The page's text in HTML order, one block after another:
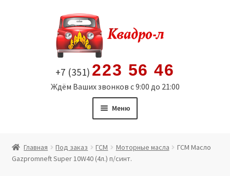
содержимому
+7 (351) 223 56 46
Ждём Ваших звонков с 9:00 до 21:00
Меню
Витрина
Главная Под заказ ГСМ Моторные масла
ГСМ Масло
Gazpromneft Super 10W40 (4л.) п/синт.